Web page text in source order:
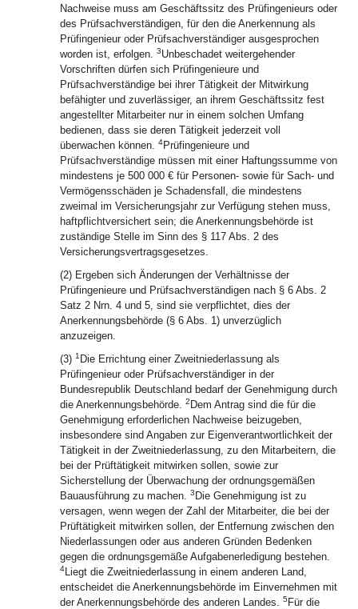
Nachweise muss am Geschäftssitz des Prüfingenieurs oder
des Prüfsachverständigen, für den die Anerkennung als
Prüfingenieur oder Prüfsachverständiger ausgesprochen
worden ist, erfolgen. 3Unbeschadet weitergehender
Vorschriften dürfen sich Prüfingenieure und
Prüfsachverständige bei ihrer Tätigkeit der Mitwirkung
befähigter und zuverlässiger, an ihrem Geschäftssitz fest
angestellter Mitarbeiter nur in einem solchen Umfang
bedienen, dass sie deren Tätigkeit jederzeit voll
überwachen können. 4Prüfingenieure und
Prüfsachverständige müssen mit einer Haftungssumme von
mindestens je 500 000 € für Personen- sowie für Sach- und
Vermögensschäden je Schadensfall, die mindestens
zweimal im Versicherungsjahr zur Verfügung stehen muss,
haftpflichtversichert sein; die Anerkennungsbehörde ist
zuständige Stelle im Sinn des § 117 Abs. 2 des
Versicherungsvertragsgesetzes.
(2) Ergeben sich Änderungen der Verhältnisse der
Prüfingenieure und Prüfsachverständigen nach § 6 Abs. 2
Satz 2 Nrn. 4 und 5, sind sie verpflichtet, dies der
Anerkennungsbehörde (§ 6 Abs. 1) unverzüglich
anzuzeigen.
(3) 1 Die Errichtung einer Zweitniederlassung als
Prüfingenieur oder Prüfsachverständiger in der
Bundesrepublik Deutschland bedarf der Genehmigung durch
die Anerkennungsbehörde. 2 Dem Antrag sind die für die
Genehmigung erforderlichen Nachweise beizugeben,
insbesondere sind Angaben zur Eigenverantwortlichkeit der
Tätigkeit in der Zweitniederlassung, zu den Mitarbeitern, die
bei der Prüftätigkeit mitwirken sollen, sowie zur
Sicherstellung der Überwachung der ordnungsgemäßen
Bauausführung zu machen. 3 Die Genehmigung ist zu
versagen, wenn wegen der Zahl der Mitarbeiter, die bei der
Prüftätigkeit mitwirken sollen, der Entfernung zwischen den
Niederlassungen oder aus anderen Gründen Bedenken
gegen die ordnungsgemäße Aufgabenerledigung bestehen.
4Liegt die Zweitniederlassung in einem anderen Land,
entscheidet die Anerkennungsbehörde im Einvernehmen mit
der Anerkennungsbehörde des anderen Landes. 5 Für die